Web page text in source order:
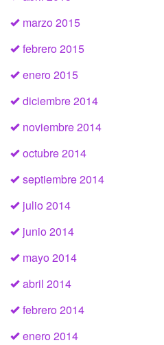
marzo 2015
febrero 2015
enero 2015
diciembre 2014
noviembre 2014
octubre 2014
septiembre 2014
julio 2014
junio 2014
mayo 2014
abril 2014
febrero 2014
enero 2014